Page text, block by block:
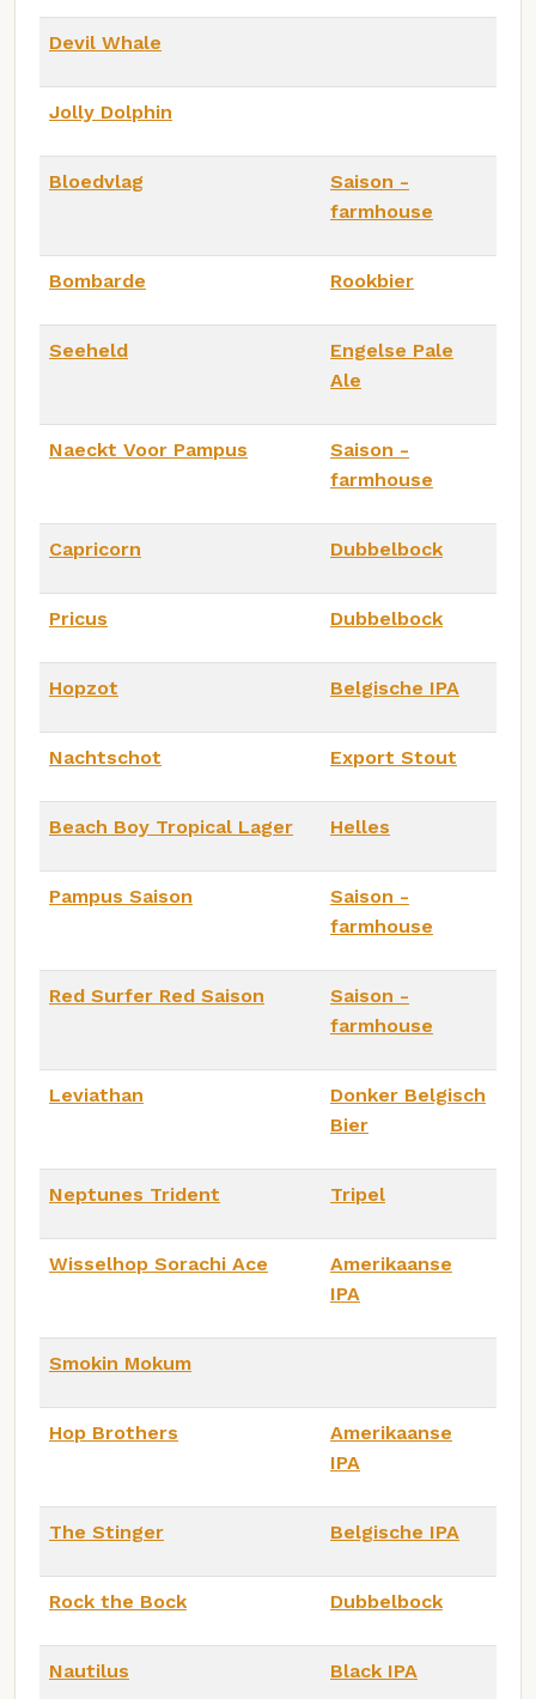
Devil Whale
Jolly Dolphin
Bloedvlag
Saison -
farmhouse
Bombarde Rookbier
Seeheld
Engelse Pale
Ale
Naeckt Voor Pampus
Saison -
farmhouse
Capricorn Dubbelbock
Pricus Dubbelbock
Hopzot Belgische IPA
Nachtschot Export Stout
Beach Boy Tropical Lager Helles
Pampus Saison
Saison -
farmhouse
Red Surfer Red Saison
Saison -
farmhouse
Leviathan
Donker Belgisch
Bier
Neptunes Trident Tripel
Wisselhop Sorachi Ace
Amerikaanse
IPA
Smokin Mokum
Hop Brothers
Amerikaanse
IPA
The Stinger Belgische IPA
Rock the Bock Dubbelbock
Nautilus Black IPA